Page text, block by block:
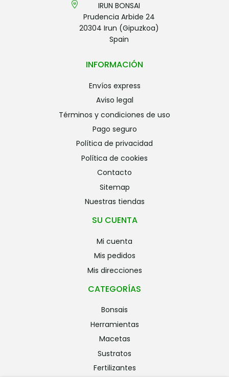
IRUN BONSAI
Prudencia Arbide 24
20304 Irun (Gipuzkoa)
Spain
INFORMACIÓN
envíos express
aviso legal
términos y condiciones de uso
pago seguro
política de privacidad
política de cookies
contacto
sitemap
nuestras tiendas
SU CUENTA
mi cuenta
mis pedidos
mis direcciones
CATEGORÍAS
bonsais
herramientas
macetas
sustratos
fertilizantes